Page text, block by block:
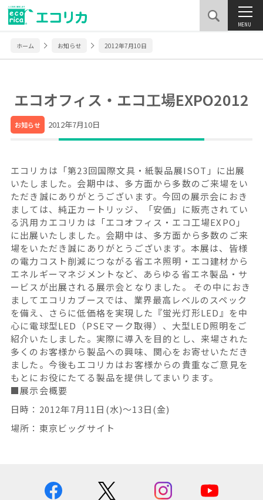
MENU
ホーム お知らせ 2012年7月10日
エコオフィス・エコ工場EXPO2012
お知らせ 2012年7月10日
エコリカは「第23回国際文具・紙製品展ISOT」に出展
いたしました。会期中は、多方面から多数のご来場をい
ただき誠にありがとうございます。今回の展示会におき
ましては、純正カートリッジ、「安価」に販売されてい
る汎用カエコリカは「エコオフィス・エコ工場EXPO」
に出展いたしました。会期中は、多方面から多数のご来
場をいただき誠にありがとうございます。本展は、皆様
の電力コスト削減につながる省エネ照明・エコ建材から
エネルギーマネジメントなど、あらゆる省エネ製品・サ
ービスが出展される展示会となりました。 その中におき
ましてエコリカブースでは、業界最高レベルのスペック
を備え、さらに低価格を実現した『蛍光灯形LED』を中
心に電球型LED（PSEマーク取得）、大型LED照明をご
紹介いたしました。実際に導入を目的とし、来場された
多くのお客様から製品への興味、関心をお寄せいただき
ました。今後もエコリカはお客様からの貴重なご意見を
もとにお役にたてる製品を提供してまいります。
■展示会概要
日時：2012年7月11日(水)〜13日(金)
場所：東京ビッグサイト